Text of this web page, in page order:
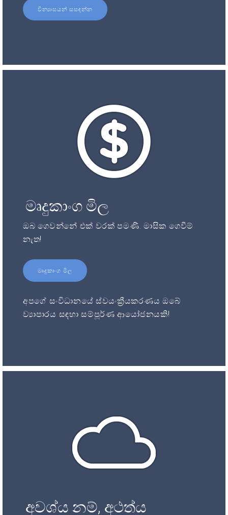
වින්‍යාසයන් සසඳන්න
මෘදුකාංග මිල
ඔබ ගෙවන්නේ එක් වරක් පමණි. මාසික ගෙවීම්
නැත!
මෘදුකාංග මිල
අපගේ සංවිධානයේ ස්වයංක්‍රීයකරණය ඔබේ
ව්‍යාපාරය සඳහා සම්පූර්ණ ආයෝජනයකි!
අවශ්ය නම්, අථත්ය